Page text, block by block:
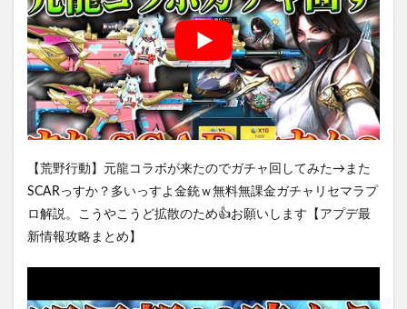
【荒野行動】元龍コラボが来たのでガチャ回してみた→また
SCARっすか？多いっすよ金銃ｗ無料無課金ガチャリセマラプ
ロ解説。こうやこうど拡散のため👍お願いします【アプデ最
新情報攻略まとめ】